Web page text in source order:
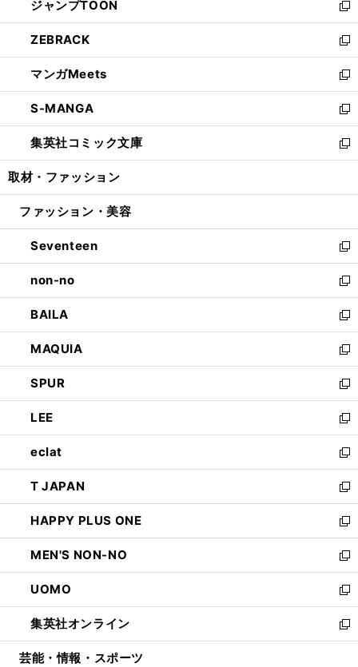
く
で
開
く
ド
ウ
で
開
く
ィ
ン
ド
ウ
で
開
く
い
ウ
ィ
ン
ド
ウ
で
開
く
ジャンプTOON
新
し
い
ウ
ィ
ン
ド
ウ
で
開
ZEBRACK
新
し
い
ウ
ィ
ン
ド
ウ
開
マンガMeets
新
し
い
ウ
ィ
ン
ウ
開
く
S-MANGA
新
し
い
ウ
ン
ウ
で
開
く
集英社コミック文庫
新
し
ウ
ン
ド
ウ
で
開
く
取材・ファッション
ファッション・美容
Seventeen
新
し
い
ウ
ィ
ン
ド
ウ
で
開
く
non-no
新
し
い
ウ
ィ
ン
ド
ウ
で
開
く
BAILA
新
し
い
ウ
ィ
ン
ド
ウ
で
開
く
MAQUIA
新
し
い
ウ
ィ
ン
ド
ウ
で
開
く
SPUR
新
し
い
ウ
ィ
ン
ド
ウ
で
開
く
LEE
新
し
い
ウ
ィ
ン
ド
ウ
で
開
く
eclat
新
し
い
ウ
ィ
ン
ド
ウ
で
開
く
T JAPAN
新
し
い
ウ
ィ
ン
ド
ウ
で
開
HAPPY PLUS ONE
新
し
い
ウ
ィ
ン
ド
ウ
MEN'S NON-NO
新
し
い
ウ
ィ
ン
UOMO
新
し
い
ウ
集英社オンライン
新
し
芸能・情報・スポーツ